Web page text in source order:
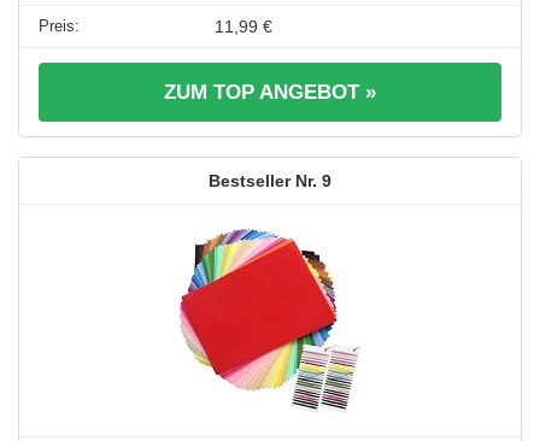
11,99 €
ZUM TOP ANGEBOT »
9